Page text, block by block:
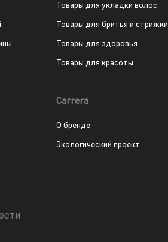
Товары для укладки волос
Товары для бритья и стрижки
Товары для здоровья
Товары для красоты
Carrera
О бренде
Экологический проект